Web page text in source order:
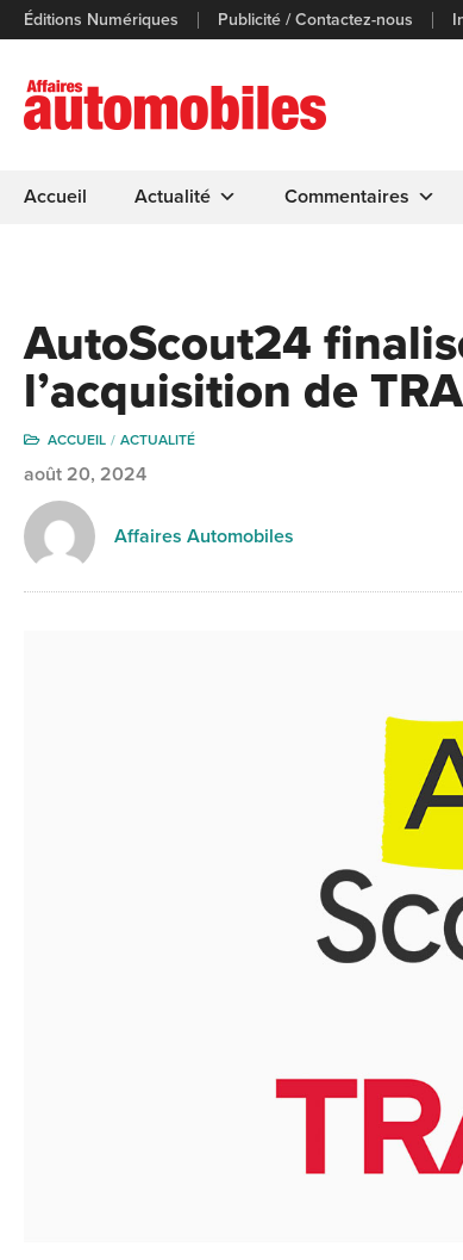
Éditions Numériques Publicité / Contactez-nous
Accueil Actualité Commentaires
AutoScout24
l’acquisition de
ACCUEIL ACTUALITÉ
août 20, 2024
Affaires Automobiles